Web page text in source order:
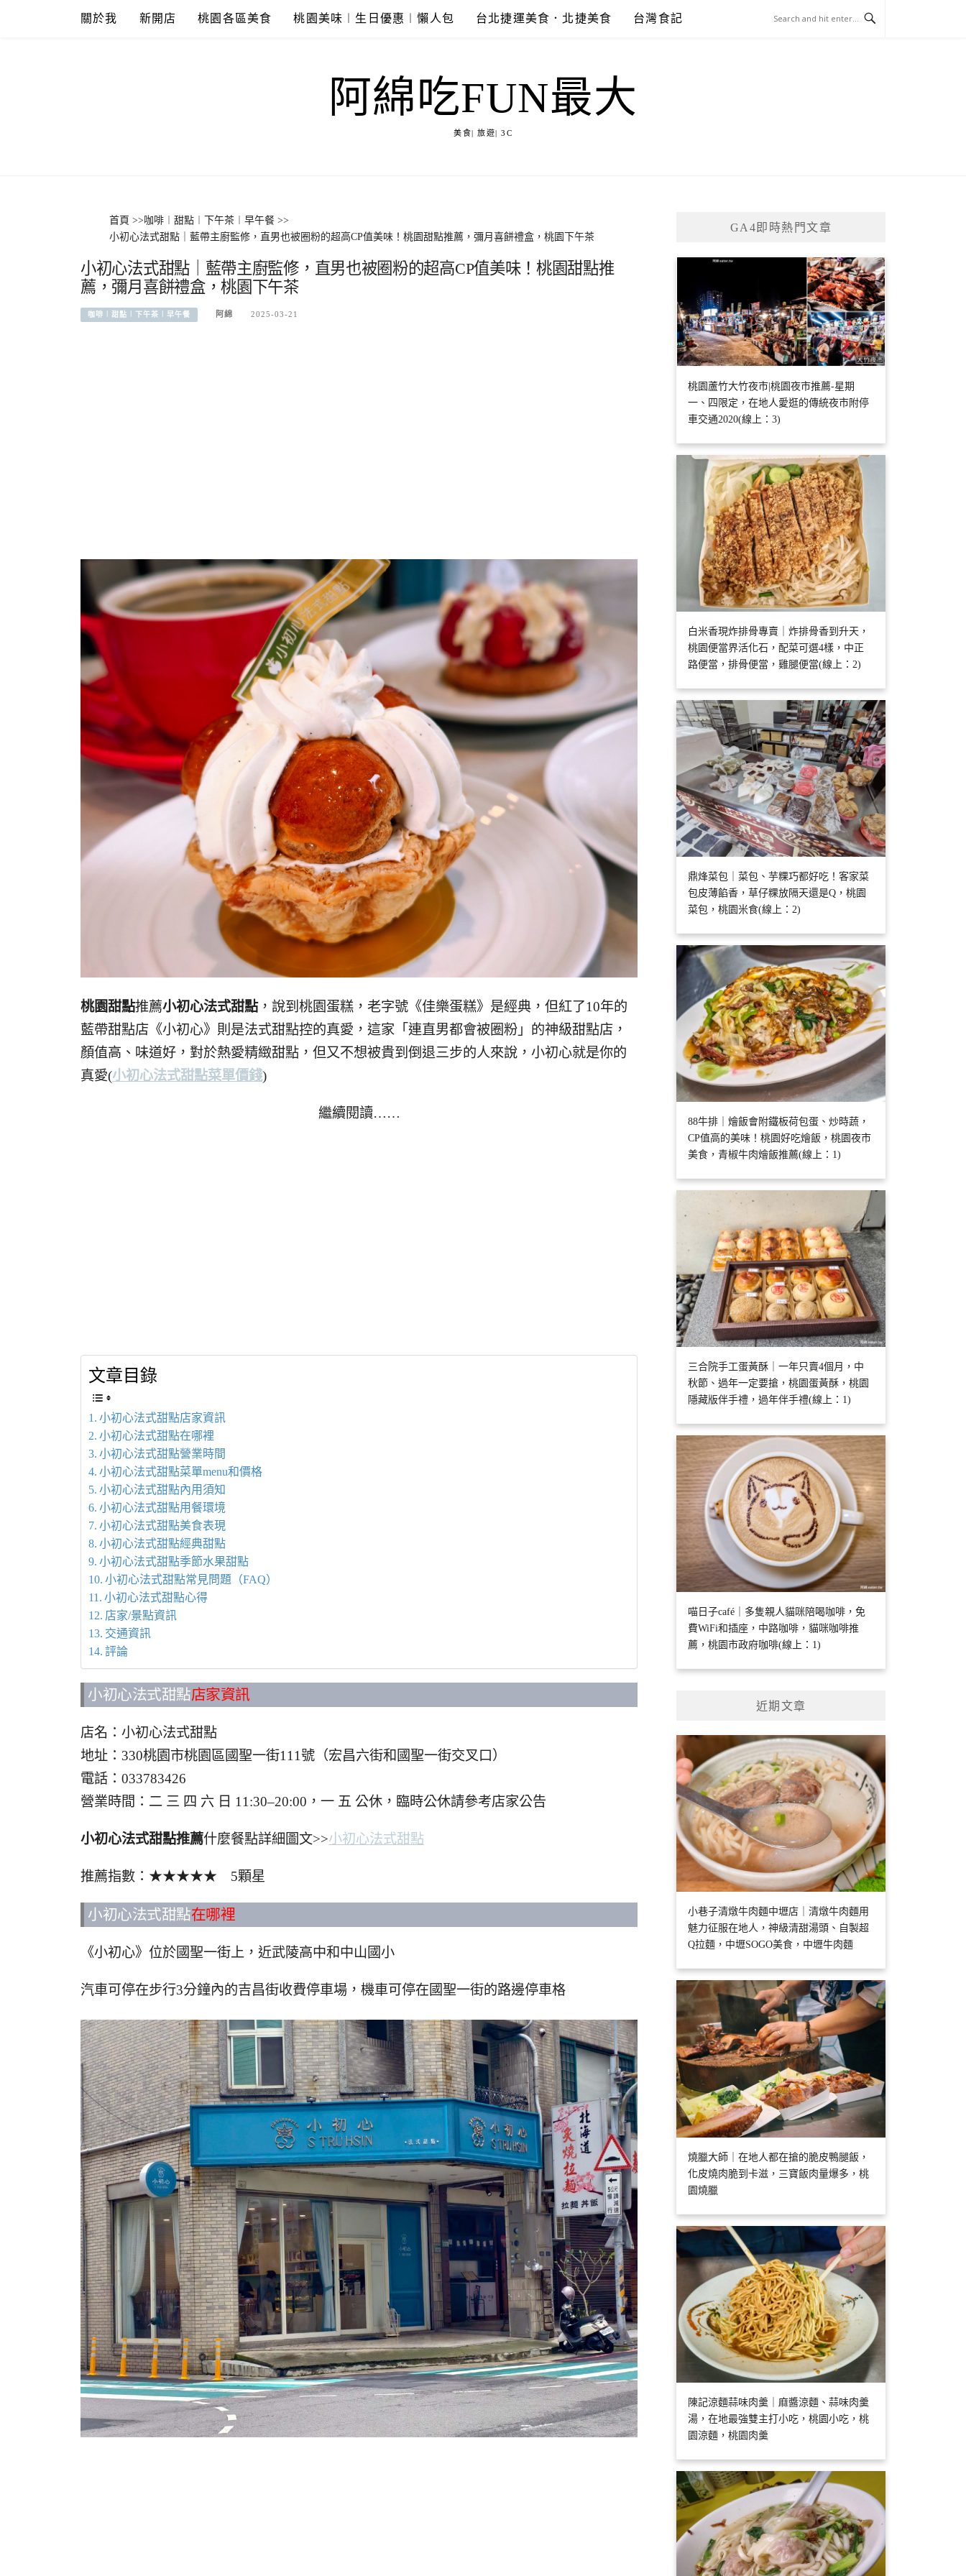
關於我 新開店 桃園各區美食 桃園美味︱生日優惠︱懶人包 台北捷運美食．北捷美食 台灣食記
阿綿吃FUN最大
美食| 旅遊| 3C
首頁 >>咖啡︱甜點︱下午茶︱早午餐 >>
小初心法式甜點｜藍帶主廚監修，直男也被圈粉的超高CP值美味！桃園甜點推薦，彌月喜餅禮盒，桃園下午茶
小初心法式甜點｜藍帶主廚監修，直男也被圈粉的超高CP值美味！桃園甜點推
薦，彌月喜餅禮盒，桃園下午茶
咖啡︱甜點︱下午茶︱早午餐 阿綿 2025-03-21
桃園甜點推薦小初心法式甜點，說到桃園蛋糕，老字號《佳樂蛋糕》是經典，但紅了10年的
藍帶甜點店《小初心》則是法式甜點控的真愛，這家「連直男都會被圈粉」的神級甜點店，
顏值高、味道好，對於熱愛精緻甜點，但又不想被貴到倒退三步的人來說，小初心就是你的
真愛(小初心法式甜點菜單價錢)
繼續閱讀……
文章目錄
小初心法式甜點店家資訊
小初心法式甜點在哪裡
小初心法式甜點營業時間
小初心法式甜點菜單menu和價格
小初心法式甜點內用須知
小初心法式甜點用餐環境
小初心法式甜點美食表現
小初心法式甜點經典甜點
小初心法式甜點季節水果甜點
小初心法式甜點常見問題（FAQ）
小初心法式甜點心得
店家/景點資訊
交通資訊
評論
小初心法式甜點店家資訊
店名：小初心法式甜點
地址：330桃園市桃園區國聖一街111號（宏昌六街和國聖一街交叉口）
電話：033783426
營業時間：二 三 四 六 日 11:30–20:00，一 五 公休，臨時公休請參考店家公告
小初心法式甜點推薦什麼餐點詳細圖文>>小初心法式甜點
推薦指數：★★★★★ 5顆星
小初心法式甜點在哪裡
《小初心》位於國聖一街上，近武陵高中和中山國小
汽車可停在步行3分鐘內的吉昌街收費停車場，機車可停在國聖一街的路邊停車格
GA4即時熱門文章
桃園蘆竹大竹夜市|桃園夜市推薦-星期
一、四限定，在地人愛逛的傳統夜市附停
車交通2020(線上：3)
白米香現炸排骨專賣｜炸排骨香到升天，
桃園便當界活化石，配菜可選4樣，中正
路便當，排骨便當，雞腿便當(線上：2)
鼎烽菜包｜菜包、芋粿巧都好吃！客家菜
包皮薄餡香，草仔粿放隔天還是Q，桃園
菜包，桃園米食(線上：2)
88牛排｜燴飯會附鐵板荷包蛋、炒時蔬，
CP值高的美味！桃園好吃燴飯，桃園夜市
美食，青椒牛肉燴飯推薦(線上：1)
三合院手工蛋黃酥｜一年只賣4個月，中
秋節、過年一定要搶，桃園蛋黃酥，桃園
隱藏版伴手禮，過年伴手禮(線上：1)
喵日子café｜多隻親人貓咪陪喝咖啡，免
費WiFi和插座，中路咖啡，貓咪咖啡推
薦，桃園市政府咖啡(線上：1)
近期文章
小巷子清燉牛肉麵中壢店｜清燉牛肉麵用
魅力征服在地人，神級清甜湯頭、自製超
Q拉麵，中壢SOGO美食，中壢牛肉麵
燒臘大師｜在地人都在搶的脆皮鴨腿飯，
化皮燒肉脆到卡滋，三寶飯肉量爆多，桃
園燒臘
陳記涼麵蒜味肉羹｜麻醬涼麵、蒜味肉羹
湯，在地最強雙主打小吃，桃園小吃，桃
園涼麵，桃園肉羹